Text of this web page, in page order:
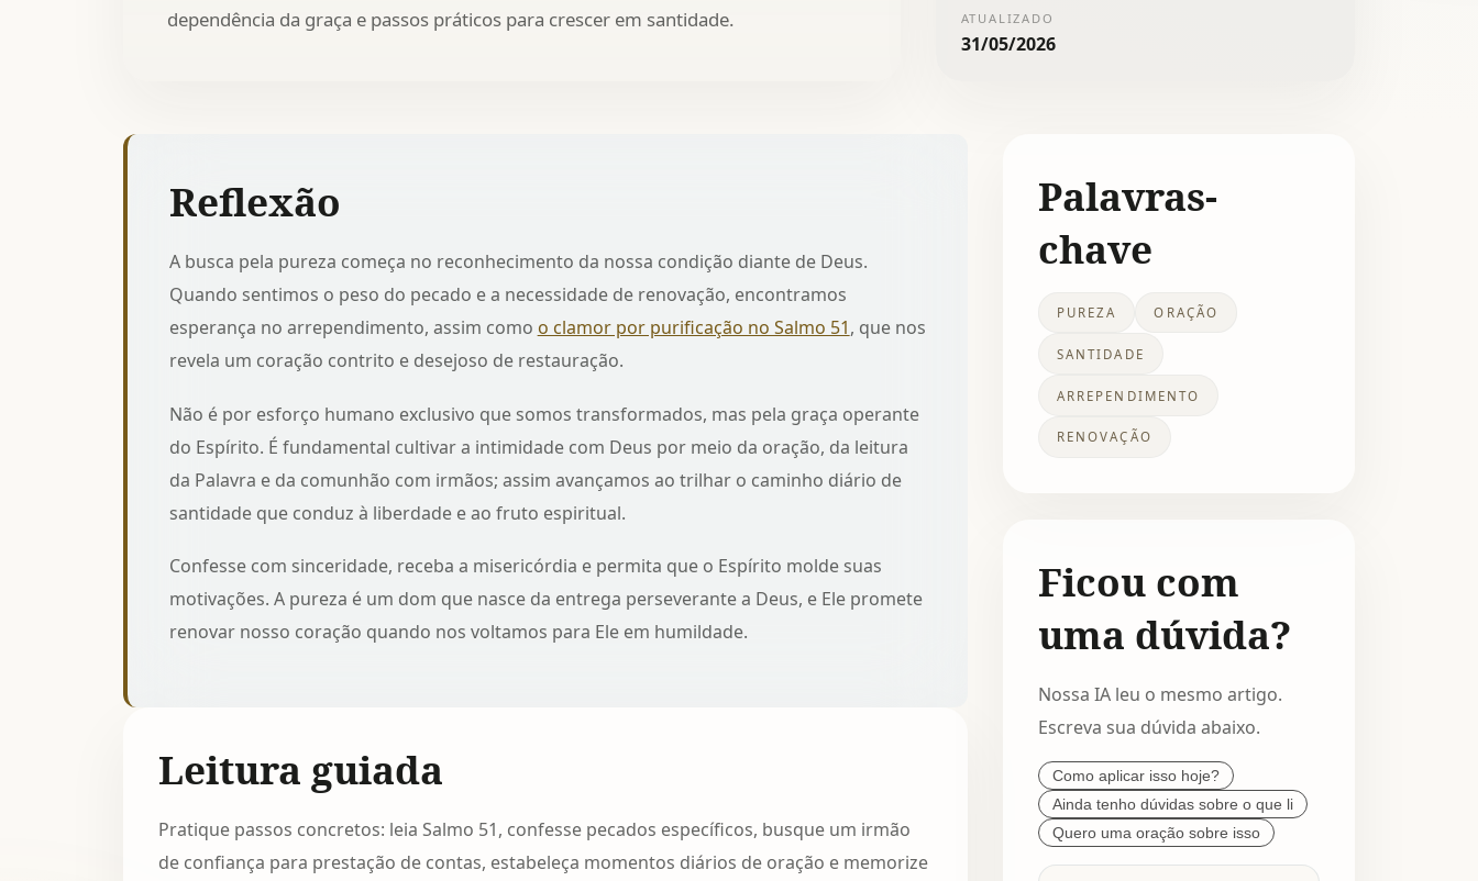
dependência da graça e passos práticos para crescer em santidade.
ATUALIZADO
31/05/2026
Reflexão
A busca pela pureza começa no reconhecimento da nossa condição diante de Deus.
Quando sentimos o peso do pecado e a necessidade de renovação, encontramos
esperança no arrependimento, assim como o clamor por purificação no Salmo 51, que nos
revela um coração contrito e desejoso de restauração.
Não é por esforço humano exclusivo que somos transformados, mas pela graça operante
do Espírito. É fundamental cultivar a intimidade com Deus por meio da oração, da leitura
da Palavra e da comunhão com irmãos; assim avançamos ao trilhar o caminho diário de
santidadeque conduz à liberdade e ao fruto espiritual.
Confesse com sinceridade, receba a misericórdia e permita que o Espírito molde suas
motivações. A pureza é um dom que nasce da entrega perseverante a Deus, e Ele promete
renovar nosso coração quando nos voltamos para Ele em humildade.
Leitura guiada
Pratique passos concretos: leia Salmo 51, confesse pecados específicos, busque um irmão
de confiança para prestação de contas, estabeleça momentos diários de oração e memorize
Palavras-
chave
PUREZA ORAÇÃO
SANTIDADE
ARREPENDIMENTO
RENOVAÇÃO
Ficou com
uma dúvida?
Nossa IA leu o mesmo artigo.
Escreva sua dúvida abaixo.
Como aplicar isso hoje?
Ainda tenho dúvidas sobre o que li
Quero uma oração sobre isso